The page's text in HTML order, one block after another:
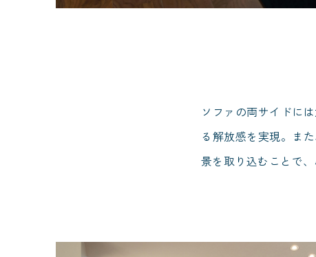
ソファの両サイドに
る解放感を実現。ま
景を取り込むことで